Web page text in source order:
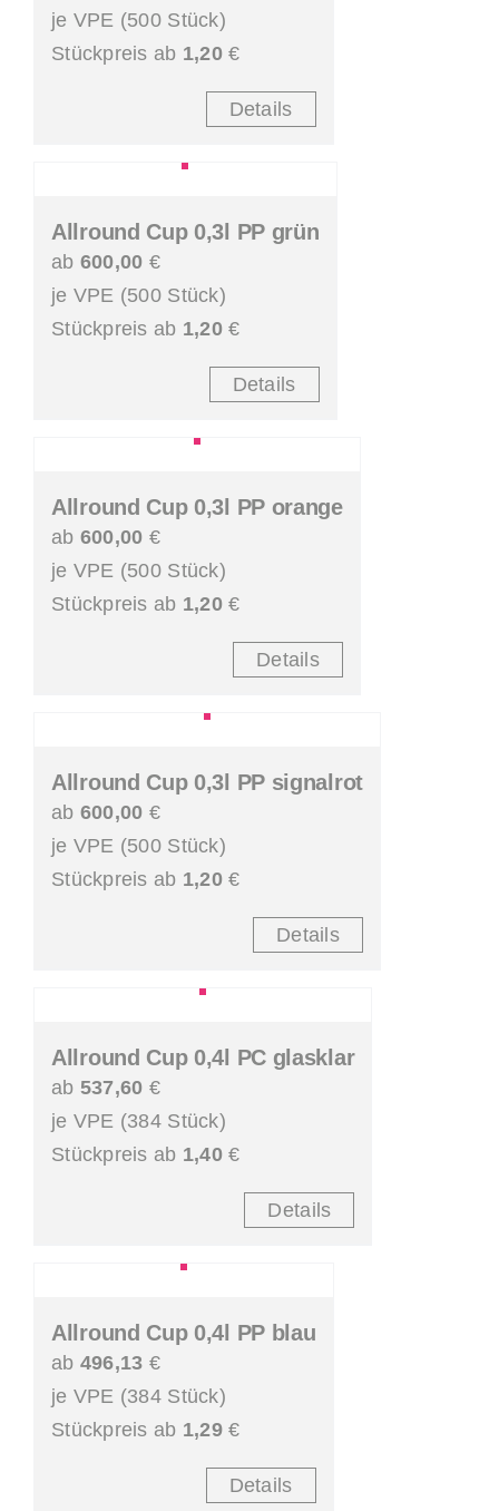
je VPE (500 Stück)
Stückpreis ab 1,20€
Details
Allround Cup 0,3l PP grün
ab 600,00 €
je VPE (500 Stück)
Stückpreis ab 1,20€
Details
Allround Cup 0,3l PP orange
ab 600,00 €
je VPE (500 Stück)
Stückpreis ab 1,20€
Details
Allround Cup 0,3l PP signalrot
ab 600,00 €
je VPE (500 Stück)
Stückpreis ab 1,20€
Details
Allround Cup 0,4l PC glasklar
ab 537,60 €
je VPE (384 Stück)
Stückpreis ab 1,40€
Details
Allround Cup 0,4l PP blau
ab 496,13 €
je VPE (384 Stück)
Stückpreis ab 1,29€
Details